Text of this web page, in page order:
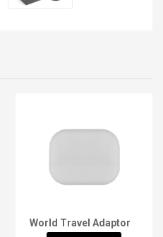
World Travel Adaptor